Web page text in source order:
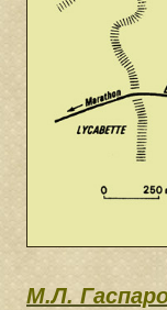
М.Л.